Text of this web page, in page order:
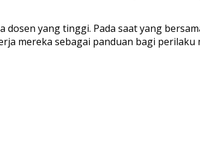
yang tinggi. Pada saat yang
mereka sebagai panduan bagi perilaku